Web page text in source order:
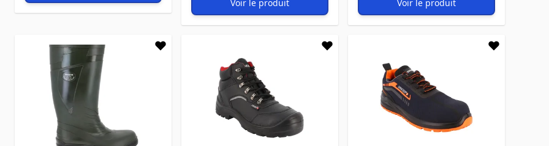
Voir le produit Voir le produit